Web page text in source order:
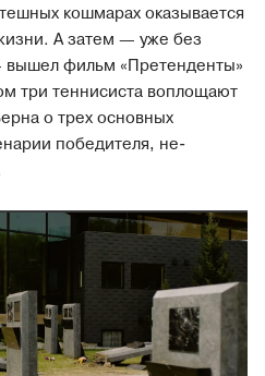
кошмарах оказывается
А затем — уже без
фильм «Претенденты»
три теннисиста воплощают
о трех основных
победителя, не-